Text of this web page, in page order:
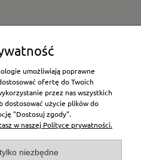
konto
i dostawa
umożliwiają poprawne
ofertę do Twoich
przez nas wszystkich
dostosować użycie plików do
"Dostosuj zgody".
w naszej Polityce prywatności.
niezbędne